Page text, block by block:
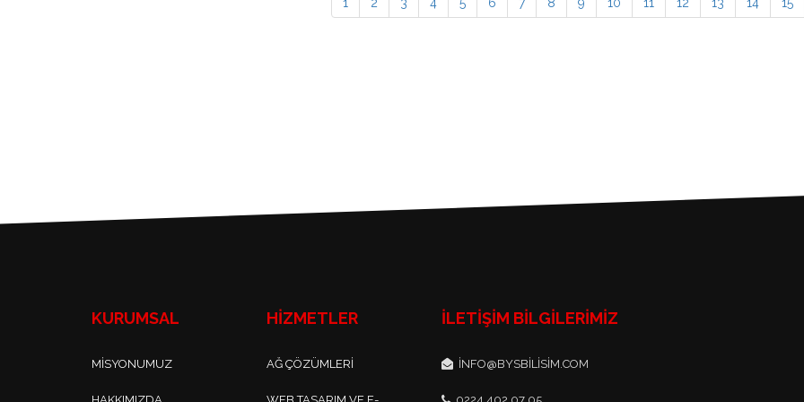
KURUMSAL
MISYONUMUZ
HİZMETLER
AĞ ÇÖZÜMLERI
İLETIŞIM BILGILERIMIZ
INFO@BYSBILISIM.COM